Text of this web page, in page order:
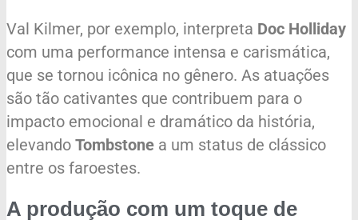
Val Kilmer, por exemplo, interpreta Doc Holliday
com uma performance intensa e carismática,
que se tornou icônica no gênero. As atuações
são tão cativantes que contribuem para o
impacto emocional e dramático da história,
elevando Tombstone a um status de clássico
entre os faroestes.
A produção com um toque de